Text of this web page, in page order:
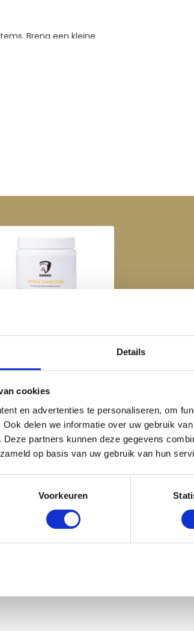
Details
cookies
en advertenties te personaliseren, om
delen we informatie over uw gebruik
partners kunnen deze gegevens
op basis van uw gebruik van hun
Voorkeuren
Breng een kleine
in, zodat elk hoekje en
opnieuw tot leven komt en
Houd er wel
- 250 ml
voor 17:00 besteld = morgen in huis